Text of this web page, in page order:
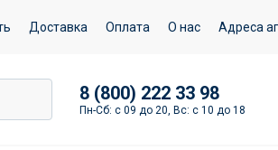
Доставка Оплата О нас Адреса
8 (800) 222 33 98
Пн-Сб: с 09 до 20, Вс: с 10 до 18